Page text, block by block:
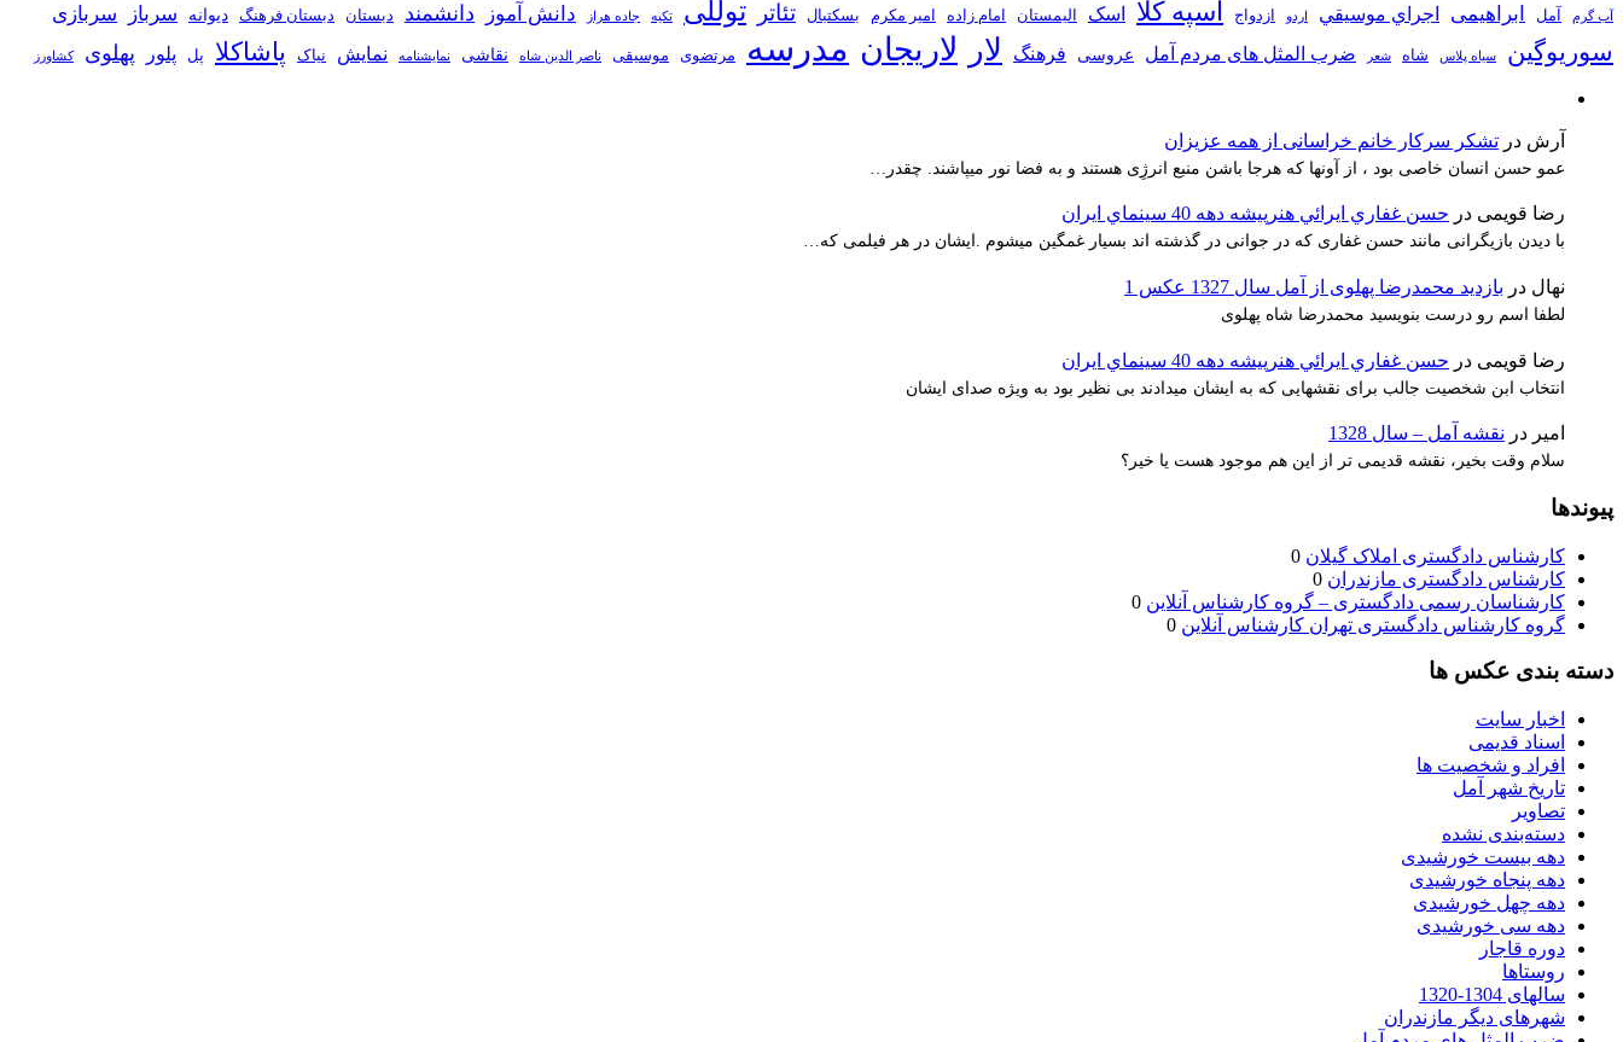
آب گرم آمل ابراهیمی اجراي موسيقي اردو ازدواج اسپه کلا اسک الیمستان امام زاده امیر مکرم بسکتبال تئاتر توللی تکیه جاده هراز دانش آموز دانشمند دبستان دبستان فرهنگ دیوانه سرباز سربازی
سوریوگین سیاه پلاس شاه شعر ضرب المثل های مردم آمل عروسی فرهنگ لار لاریجان مدرسه مرتضوی موسیقی ناصر الدین شاه نقاشی نمايشنامه نمایش نیاک پاشاکلا پل پلور پهلوی کشاورز
آرش در تشکر سرکار خانم خراسانی از همه عزیزان
عمو حسن انسان خاصی بود ، از آونها که هرجا باشن منبع انرژِی هستند و به فضا نور میپاشند. چقدر…
رضا قویمی در حسن غفاري ايرائي هنرپيشه دهه 40 سينماي ايران
با دیدن بازیگرانی مانند حسن غفاری که در جوانی در گذشته اند بسیار غمگین میشوم .ایشان در هر فیلمی که…
نهال در بازدید محمدرضا پهلوی از آمل سال 1327 عکس 1
لطفا اسم رو درست بنویسید محمدرضا شاه پهلوی
رضا قویمی در حسن غفاري ايرائي هنرپيشه دهه 40 سينماي ايران
انتخاب ابن شخصیت جالب برای نقشهایی که به ایشان میدادند بی نظیر بود به ویژه صدای ایشان
امیر در نقشه آمل – سال 1328
سلام وقت بخیر، نقشه قدیمی تر از این هم موجود هست یا خیر؟
پیوندها
کارشناس دادگستری املاک گیلان
کارشناس دادگستری مازندران
کارشناسان رسمی دادگستری – گروه کارشناس آنلاین
گروه کارشناس دادگستری تهران کارشناس آنلاین
دسته بندی عکس ها
اخبار سایت
اسناد قدیمی
افراد و شخصیت ها
تاریخ شهر آمل
تصاویر
دسته‌بندی نشده
دهه بیست خورشیدی
دهه پنجاه خورشیدی
دهه چهل خورشیدی
دهه سی خورشیدی
دوره قاجار
روستاها
سالهای 1304-1320
شهرهای دیگر مازندران